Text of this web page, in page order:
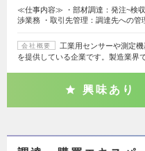
≪仕事内容≫ ・部材調達：発注~検
渉業務 ・取引先管理：調達先への
会社概要
工業用センサーや測定
を提供している企業です。製造業界
興味あり